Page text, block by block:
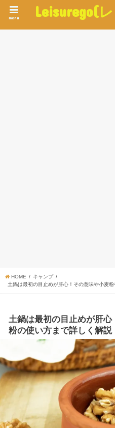
Leisurego(
menu
HOME
キャンプ
土鍋は最初の目止めが肝心！その意味や小麦
土鍋は最初の目止めが肝
粉の使い方まで詳しく解説